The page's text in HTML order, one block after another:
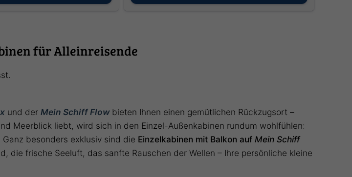
für Alleinreisende
und der Mein Schiff Flowbieten Ihnen einen gemütlichen Rückzugsort –
Meerblick liebt, wird sich in den Einzel-Außenkabinen rundum wohlfühlen:
besonders exklusiv sind die Einzelkabinen mit Balkon auf Mein Schiff
die frische Seeluft, das sanfte Rauschen der Wellen – Ihre persönliche kleine